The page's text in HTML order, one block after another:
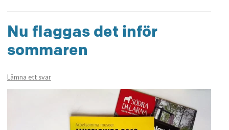
Nu flaggas det inför
sommaren
Lämna ett svar